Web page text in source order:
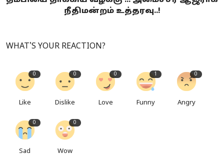
நீதிமன்றம் உத்தரவு..!
WHAT'S YOUR REACTION?
0
Like
0
Dislike
0
Love
1
Funny
0
Angry
0
Sad
0
Wow